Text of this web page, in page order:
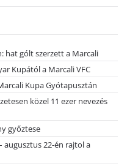
hat gólt szerzett a Marcali
Kupától a Marcali VFC
Kupa Gyótapusztán
közel 11 ezer nevezés
győztese
augusztus 22-én rajtol a